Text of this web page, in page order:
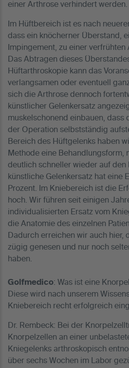
einer Arthrose verhindert werden.
Im Hüftbereich ist es nach
dass ein knöcherner Überstand,
Impingement, zu einer verfrühten
Das Abtragen dieses
Hüftarthroskopie kann das
verlangsamen oder eventuell
sich die Arthrose dennoch
künstlicher Gelenkersatz
muskelschonend einbauen, dass
der Operation selbstständig
Bereich des Hüftgelenks haben
Methode eine Behandlungsform,
deutlich schneller wieder auf den
künstliche Gelenkersatz hat eine
Prozent. Im Kniebereich ist die
hoch. Wir führen seit einigen
individualisierten Ersatz vom
die Anatomie des einzelnen
Dadurch erreichen wir auch hier,
zügig genesen und nur noch
haben.
Golfmedico: Was ist eine
Diese wird nach unserem
Kniebereich recht erfolgreich
Dr. Rembeck: Bei der
Knorpelzellen an einer
Kniegelenks arthroskopisch
über sechs Wochen im Labor